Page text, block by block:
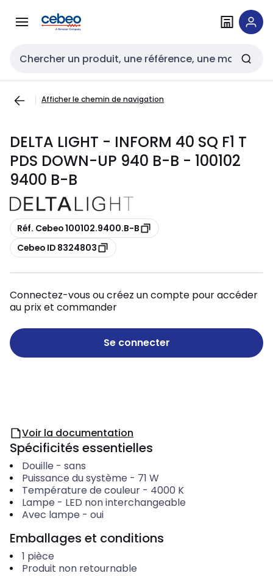
navigationau
Entrée de recherche
Afficher le chemin de navigation
DELTA LIGHT - INFORM 40 SQ F1 T
PDS DOWN-UP 940 B-B - 100102
9400 B-B
Copier
Réf. Cebeo 100102.9400.B-B
Copier
Cebeo ID 8324803
Connectez-vous ou créez un compte pour accéder
au prix et commander
Se connecter
Voir la documentation
Spécificités essentielles
Douille - sans
Puissance du système - 71 W
Température de couleur- 4000 K
Lampe - LED non interchangeable
Avec lampe - oui
Emballages et conditions
1 pièce
Produit non retournable